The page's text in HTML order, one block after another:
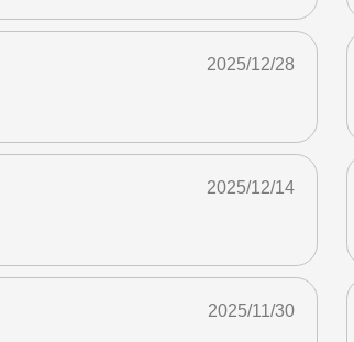
2025/12/28
2025/12/14
2025/11/30